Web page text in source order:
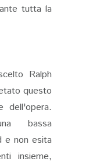
tutta la
Ralph
questo
dell'opera.
bassa
e non esita
insieme,